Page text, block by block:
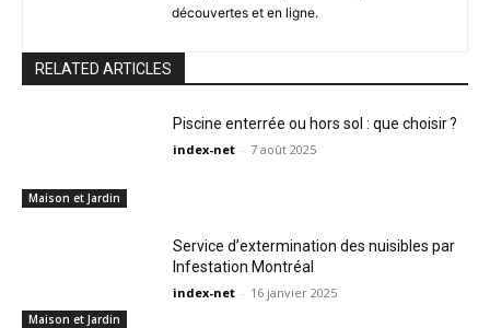
découvertes et en ligne.
RELATED ARTICLES
Maison et Jardin
Piscine enterrée ou hors sol : que choisir ?
index-net - 7 août 2025
Maison et Jardin
Service d’extermination des nuisibles par
Infestation Montréal
index-net - 16 janvier 2025